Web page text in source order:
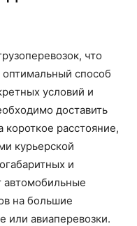
что
оптимальный способ
условий и
доставить
короткое расстояние,
курьерской
и
автомобильные
на большие
или авиаперевозки.